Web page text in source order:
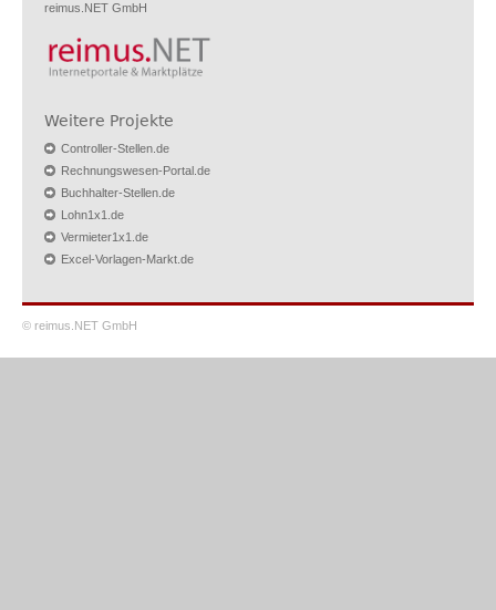
reimus.NET GmbH
Weitere Projekte
Controller-Stellen.de
Rechnungswesen-Portal.de
Buchhalter-Stellen.de
Lohn1x1.de
Vermieter1x1.de
Excel-Vorlagen-Markt.de
© reimus.NET GmbH